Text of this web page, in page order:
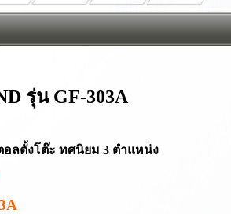
รุ่น GF-303A
อลตั้งโต๊ะ ทศนิยม 3 ตำแหน่ง